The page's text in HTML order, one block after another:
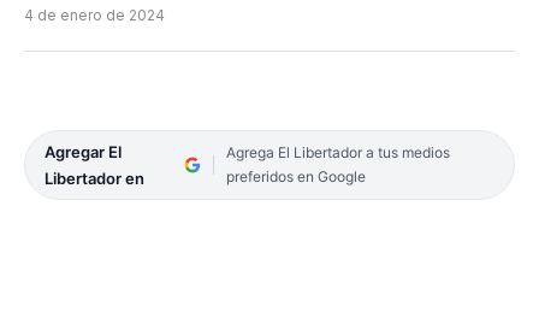
4 de enero de 2024
Agregar El
Libertador en
Agrega El Libertador a tus medios
preferidos en Google